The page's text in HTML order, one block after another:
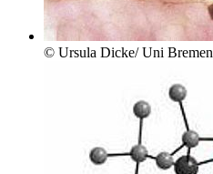
© Ursula Dicke/ Uni Bremen